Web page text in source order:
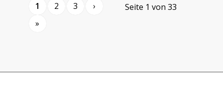
Seite 1 von 33
1 2 3
›
»